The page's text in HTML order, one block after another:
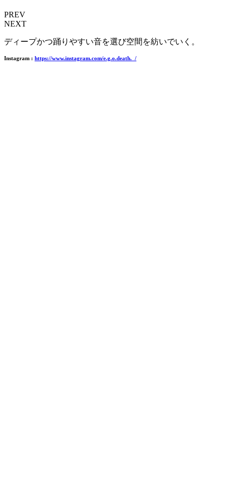
PREV
NEXT
ディープかつ踊りやすい音を選び空間を紡いでいく。
Instagram : https://www.instagram.com/e.g.o.death._/